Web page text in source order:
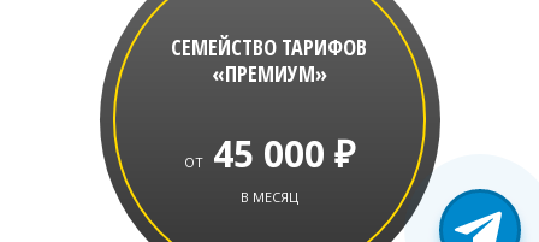
СЕМЕЙСТВО ТАРИФОВ
«ПРЕМИУМ»
ОТ 45 000 ₽
В МЕСЯЦ